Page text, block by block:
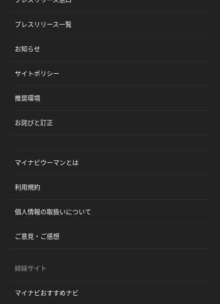
プレスリリース一覧
お知らせ
サイトポリシー
推奨環境
お詫びと訂正
マイナビウーマンとは
利用規約
個人情報の取扱いについて
ご意見・ご感想
姉妹サイト
マイナビおすすめナビ